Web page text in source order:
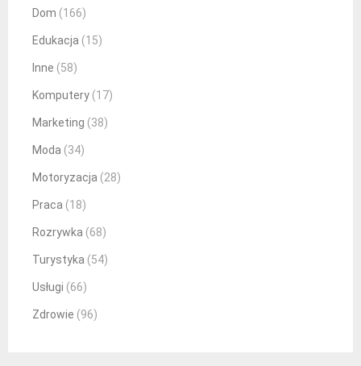
Dom (166)
Edukacja (15)
Inne (58)
Komputery (17)
Marketing (38)
Moda (34)
Motoryzacja (28)
Praca (18)
Rozrywka (68)
Turystyka (54)
Usługi (66)
Zdrowie (96)